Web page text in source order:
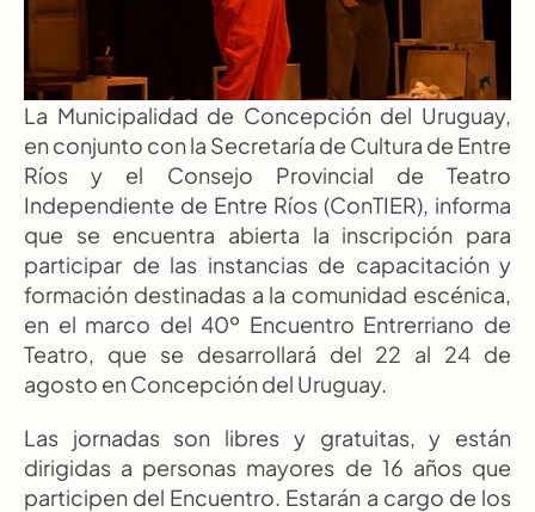
La Municipalidad de Concepción del Uruguay,
en conjunto con la Secretaría de Cultura de Entre
Ríos y el Consejo Provincial de Teatro
Independiente de Entre Ríos (ConTIER), informa
que se encuentra abierta la inscripción para
participar de las instancias de capacitación y
formación destinadas a la comunidad escénica,
en el marco del 40º Encuentro Entrerriano de
Teatro, que se desarrollará del 22 al 24 de
agosto en Concepción del Uruguay.
Las jornadas son libres y gratuitas, y están
dirigidas a personas mayores de 16 años que
participen del Encuentro. Estarán a cargo de los